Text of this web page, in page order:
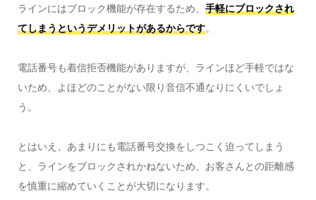
ラインにはブロック機能が存在するため、 手軽にブロックされ
てしまうというデメリットがあるからです。
電話番号も着信拒否機能がありますが、ラインほど手軽ではな
いため、よほどのことがない限り音信不通なりにくいでしょ
う。
とはいえ、あまりにも電話番号交換をしつこく迫ってしまう
と、ラインをブロックされかねないため、お客さんとの距離感
を慎重に縮めていくことが大切になります。